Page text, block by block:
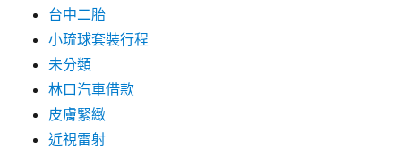
台中二胎
小琉球套裝行程
未分類
林口汽車借款
皮膚緊緻
近視雷射